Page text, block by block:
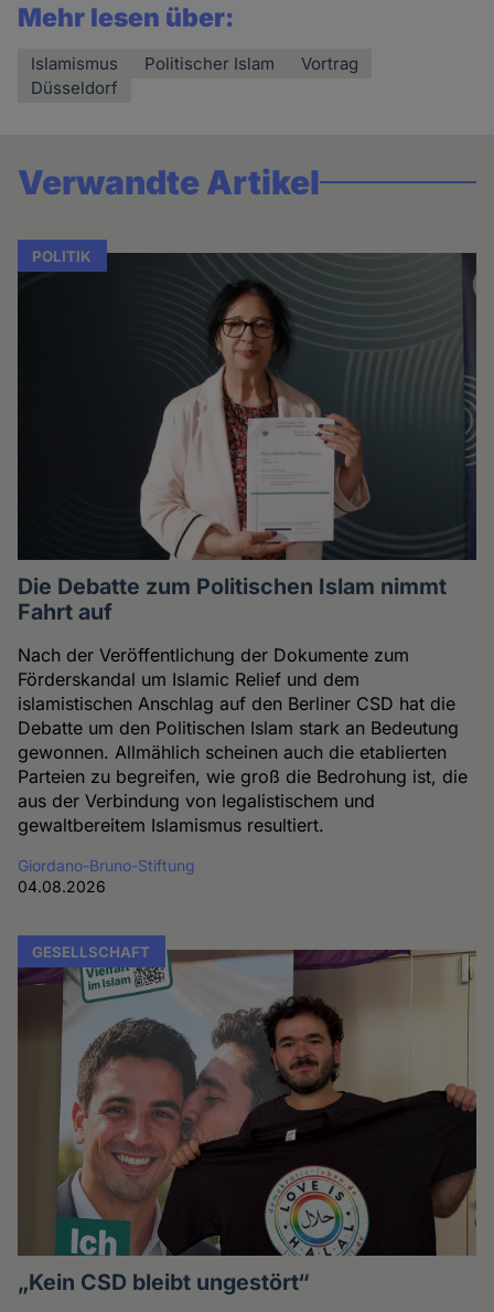
Mehr lesen über:
Islamismus Politischer Islam
Vortrag
Düsseldorf
Verwandte Artikel
POLITIK
Die Debatte zum Politischen Islam nimmt
Fahrt auf
Nach der Veröffentlichung der Dokumente zum
Förderskandal um Islamic Relief und dem
islamistischen Anschlag auf den Berliner CSD hat die
Debatte um den Politischen Islam stark an Bedeutung
gewonnen. Allmählich scheinen auch die etablierten
Parteien zu begreifen, wie groß die Bedrohung ist, die
aus der Verbindung von legalistischem und
gewaltbereitem Islamismus resultiert.
Giordano-Bruno-Stiftung
04.08.2026
GESELLSCHAFT
„Kein CSD bleibt ungestört“